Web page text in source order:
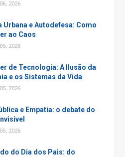
2026
Urbana e Autodefesa: Como
ao Caos
2026
de Tecnologia: A Ilusão da
e os Sistemas da Vida
2026
e Empatia: o debate do
2026
do Dia dos Pais: do